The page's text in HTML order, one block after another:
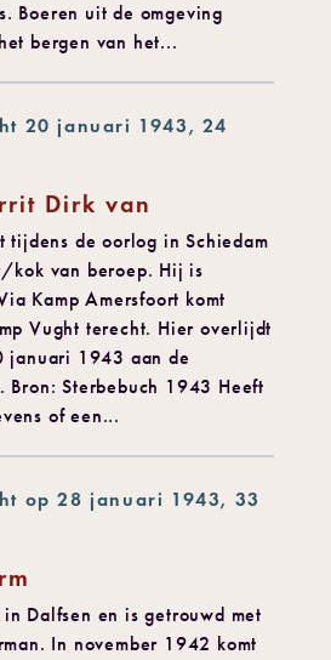
Boeren uit de omgeving
bergen van het...
20 januari 1943, 24
Dirk van
tijdens de oorlog in Schiedam
kok van beroep. Hij is
Kamp Amersfoort komt
Vught terecht. Hier overlijdt
januari 1943 aan de
Bron: Sterbebuch 1943 Heeft
of een...
op 28 januari 1943, 33
in Dalfsen en is getrouwd met
In november 1942 komt